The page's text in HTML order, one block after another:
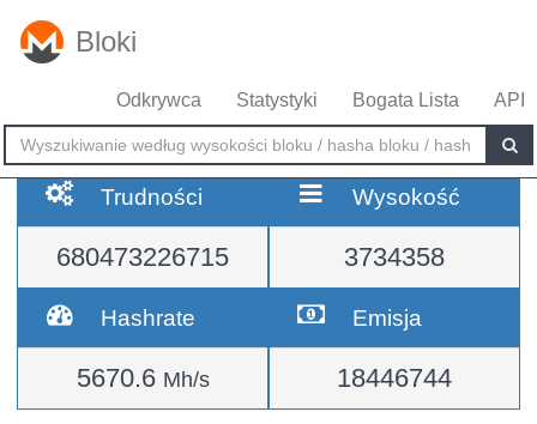
Bloki
Odkrywca Statystyki Bogata Lista API
Trudności
680473226715
Wysokość
3734358
Hashrate
5670.6 Mh/s
Emisja
18446744